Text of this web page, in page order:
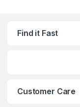
Find it Fast
Customer Care